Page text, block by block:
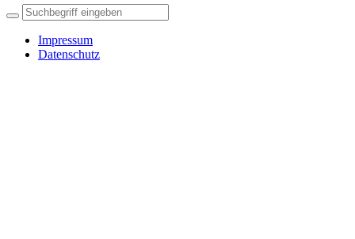
Impressum
Datenschutz